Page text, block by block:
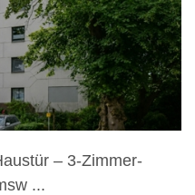
– 3-Zimmer-
...